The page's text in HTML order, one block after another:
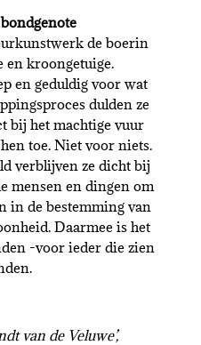
de boerin
en kroongetuige.
en geduldig voor wat
dulden ze
bij het machtige vuur
toe. Niet voor niets.
verblijven ze dicht bij
mensen en dingen om
in de bestemming van
Daarmee is het
-voor ieder die zien
van de Veluwe’,